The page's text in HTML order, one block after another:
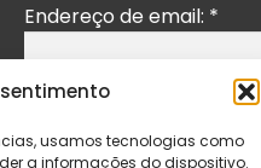
usamos tecnologias como
a informações do dispositivo.
Endereço de email: *